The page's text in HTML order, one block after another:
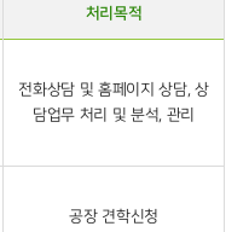
처리목적
전화상담 및 홈페이지 상담, 상
담업무 처리 및 분석, 관리
공장 견학신청